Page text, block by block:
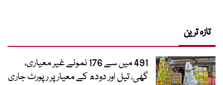
تازہ ترین
491 میں سے 176 نمونے غیر معیاری،
گھی، تیل اور دودھ کے معیار پر رپورٹ جاری